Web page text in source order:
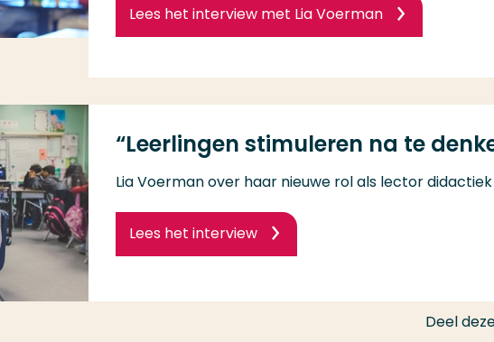
Lees het interview met Lia Voerman
“Leerlingen stimuleren na te
Lia Voerman over haar nieuwe rol als lector didactiek
Lees het interview
Deel